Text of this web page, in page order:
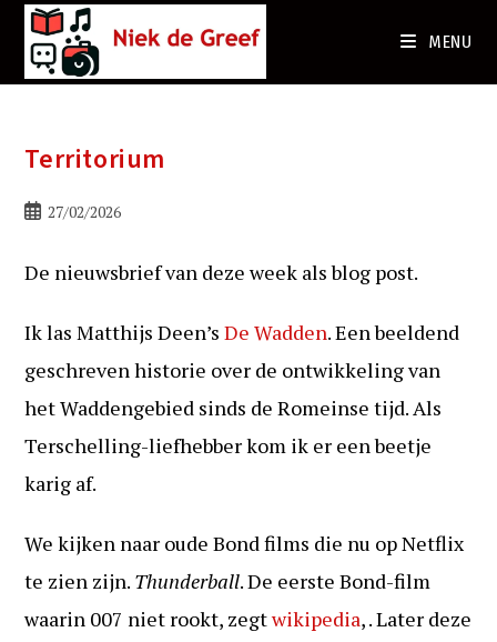
MENU
Territorium
Bericht27/02/2026
De nieuwsbrief van deze week als blog post.
Ik las Matthijs Deen’sDe Wadden. Een beeldend
geschreven historie over de ontwikkeling van
het Waddengebied sinds de Romeinse tijd. Als
Terschelling-liefhebber kom ik er een beetje
karig af.
We kijken naar oude Bond films die nu op Netflix
te zien zijn. Thunderball. De eerste Bond-film
waarin 007 niet rookt, zegtwikipedia, . Later deze